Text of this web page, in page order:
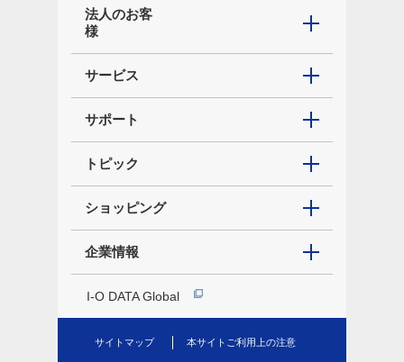
法人のお客
様
サービス
サポート
トピック
ショッピング
企業情報
I-O DATA Global
サイトマップ 本サイトご利用上の注意